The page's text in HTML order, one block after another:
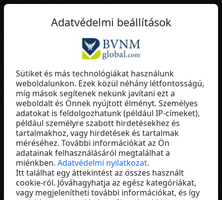
Ralf Wagner
ALEONN
Germany
Adatvédelmi beállítások
Sütiket és más technológiákat használunk
weboldalunkon. Ezek közül néhány létfontosságú,
míg mások segítenek nekünk javítani ezt a
weboldalt és Önnek nyújtott élményt. Személyes
adatokat is feldolgozhatunk (például IP-címeket),
például személyre szabott hirdetésekhez és
tartalmakhoz, vagy hirdetések és tartalmak
méréséhez. További információkat az Ön
adatainak felhasználásáról megtalálhat a
miénkben. Adatvédelmi nyilatkozat.
Itt találhat egy áttekintést az összes használt
cookie-ról. Jóváhagyhatja az egész kategóriákat,
vagy megjelenítheti további információkat, és így